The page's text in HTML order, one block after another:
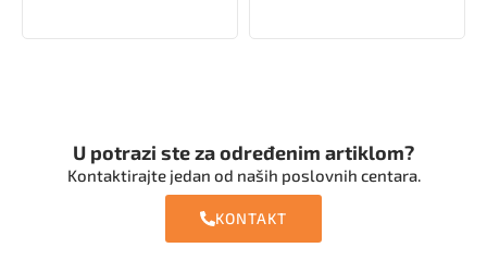
U potrazi ste za određenim artiklom?
Kontaktirajte jedan od naših poslovnih centara.
KONTAKT